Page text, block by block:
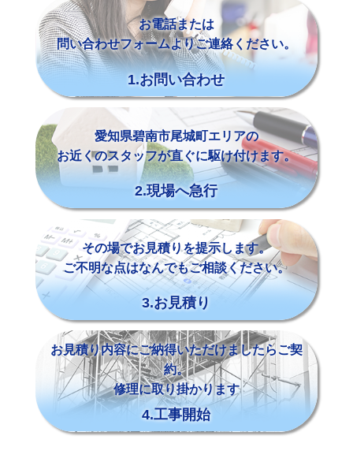
お電話または
問い合わせフォームよりご連絡ください。
1.お問い合わせ
愛知県碧南市尾城町エリアの
お近くのスタッフが直ぐに駆け付けます。
2.現場へ急行
その場でお見積りを提示します。
ご不明な点はなんでもご相談ください。
3.お見積り
お見積り内容にご納得いただけましたらご契
約。
修理に取り掛かります
4.工事開始